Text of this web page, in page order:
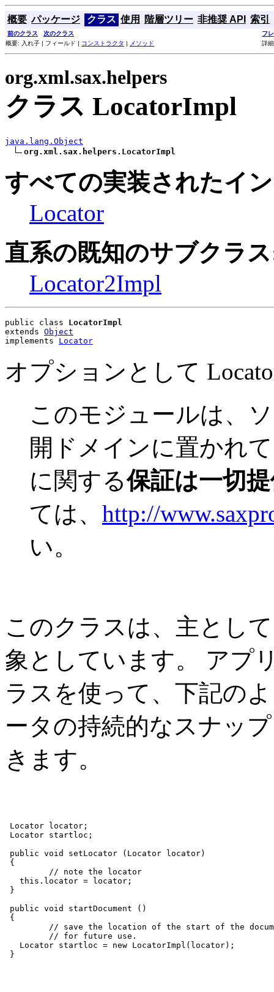
概要 パッケージ クラス 使用 階層ツリー 非推奨 API 索引
前のクラス 次のクラス
フ
概要: 入れ子 | フィールド | コンストラクタ | メソッド 詳
org.xml.sax.helpers
クラス LocatorImpl
java.lang.Object
org.xml.sax.helpers.LocatorImpl
すべての実装されたイ
Locator
直系の既知のサブクラ
Locator2Impl
public class LocatorImpl
extends Object
implements Locator
オプションとして
このモジュールは、
開ドメインに置かれ
に関する保証は一切
ては、 http://
い。
このクラスは、主とし
象としています。 アプ
ラスを使って、下記の
ータの持続的なスナッ
きます。
Locator locator;
Locator startloc;
public void setLocator (Locator locator)
{
         // note the locator
   this.locator = locator;
}
public void startDocument ()
{
// save the location of the start of the
         // for future use.
   Locator startloc = new LocatorImpl(locator);